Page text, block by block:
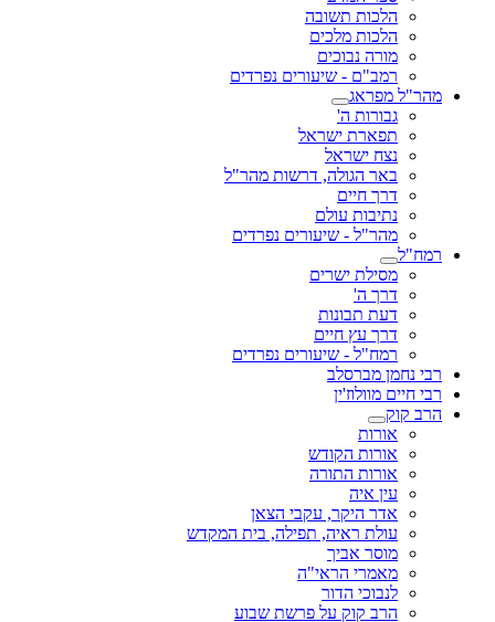
הלכות תשובה
הלכות מלכים
מורה נבוכים
רמב"ם - שיעורים נפרדים
מהר"ל מפראג
גבורות ה'
תפארת ישראל
נצח ישראל
באר הגולה, דרשות מהר"ל
דרך חיים
נתיבות עולם
מהר"ל - שיעורים נפרדים
רמח"ל
מסילת ישרים
דרך ה'
דעת תבונות
דרך עץ חיים
רמח"ל - שיעורים נפרדים
רבי נחמן מברסלב
רבי חיים מוולוז'ין
הרב קוק
אורות
אורות הקודש
אורות התורה
עין איה
אדר היקר, עקבי הצאן
עולת ראיה, תפילה, בית המקדש
מוסר אביך
מאמרי הראי"ה
לנבוכי הדור
הרב קוק על פרשת שבוע